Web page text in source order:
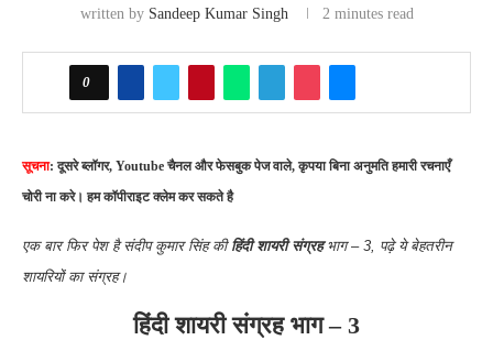
written by Sandeep Kumar Singh 2 minutes read
0
सूचना: दूसरे ब्लॉगर, Youtube चैनल और फेसबुक पेज वाले, कृपया बिना अनुमति हमारी रचनाएँ
चोरी ना करे। हम कॉपीराइट क्लेम कर सकते है
एक बार फिर पेश है संदीप कुमार सिंह की हिंदी शायरी संग्रहभाग – 3, पढ़े ये बेहतरीन
शायरियों का संग्रह।
हिंदी शायरी संग्रह भाग – 3